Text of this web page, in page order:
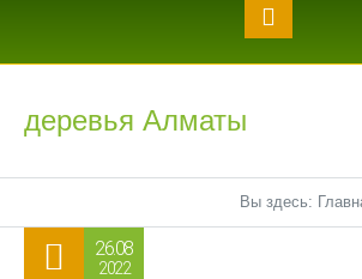
деревья Алматы
Вы здесь:
26.08
2022